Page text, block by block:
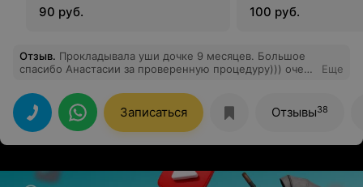
90 руб.
100 руб.
Отзыв. Прокладывала уши дочке 9 месяцев. Большое
спасибо Анастасии за проверенную процедуру))) очень
Спасибо за заботу и внимание) всем рекомендую!
Еще
Записаться Отзывы38